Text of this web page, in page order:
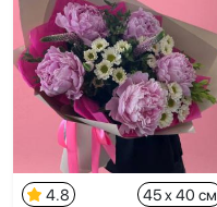
4.8 45 x 40 см